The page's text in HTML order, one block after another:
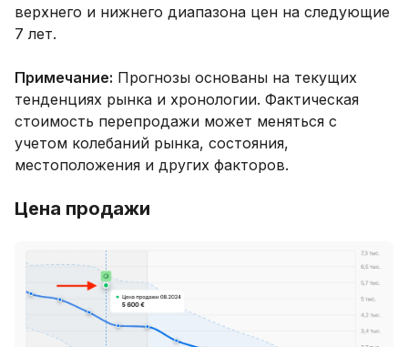
верхнего и нижнего диапазона цен на следующие
7 лет.
Примечание: Прогнозы основаны на текущих
тенденциях рынка и хронологии. Фактическая
стоимость перепродажи может меняться с
учетом колебаний рынка, состояния,
местоположения и других факторов.
Цена продажи